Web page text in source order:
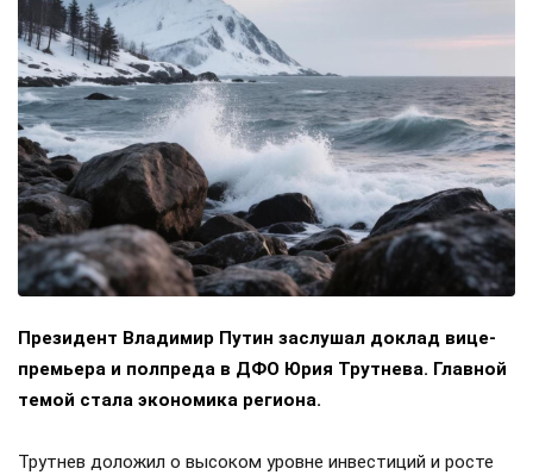
Президент Владимир Путин заслушал доклад вице-
премьера и полпреда в ДФО Юрия Трутнева. Главной
темой стала экономика региона.
Трутнев доложил о высоком уровне инвестиций и росте